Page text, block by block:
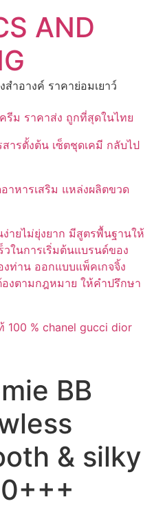
AND
ำอางค์ ราคาย่อมเยาว์
รีม ราคาส่ง ถูกที่สุดในไทย
ารตั้งต้น เซ็ตชุดเคมี กลับไป
าหารเสริม แหล่งผลิตขวด
ง่ายไม่ยุ่งยาก มีสูตรพื้นฐานให้
วในการเริ่มต้นแบรนด์ของ
ท่าน ออกแบบแพ็คเกจจิ้ง
งตามกฎหมาย ให้คำปรึกษา
100 % chanel gucci dior
BB
& silky